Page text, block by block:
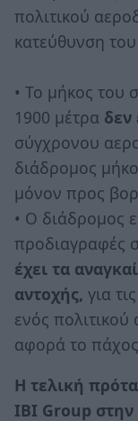
πολιτικού
κατεύθυνση
• Το μήκος του
1900 μέτρα δεν
σύγχρονου
διάδρομος
μόνον προς
• Ο διάδρομος
προδιαγραφές
έχει τα
αντοχής, για
ενός
αφορά το
Η τελική
ΙΒΙ Group